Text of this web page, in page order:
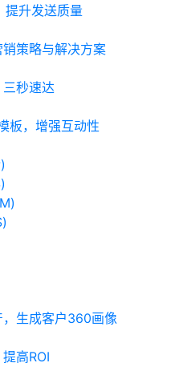
提升发送质量
策略与解决方案
三秒速达
板，增强互动性
生成客户360画像
高ROI